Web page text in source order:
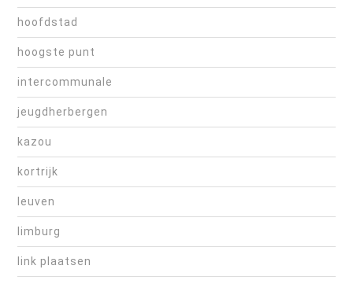
hoofdstad
hoogste punt
intercommunale
jeugdherbergen
kazou
kortrijk
leuven
limburg
link plaatsen